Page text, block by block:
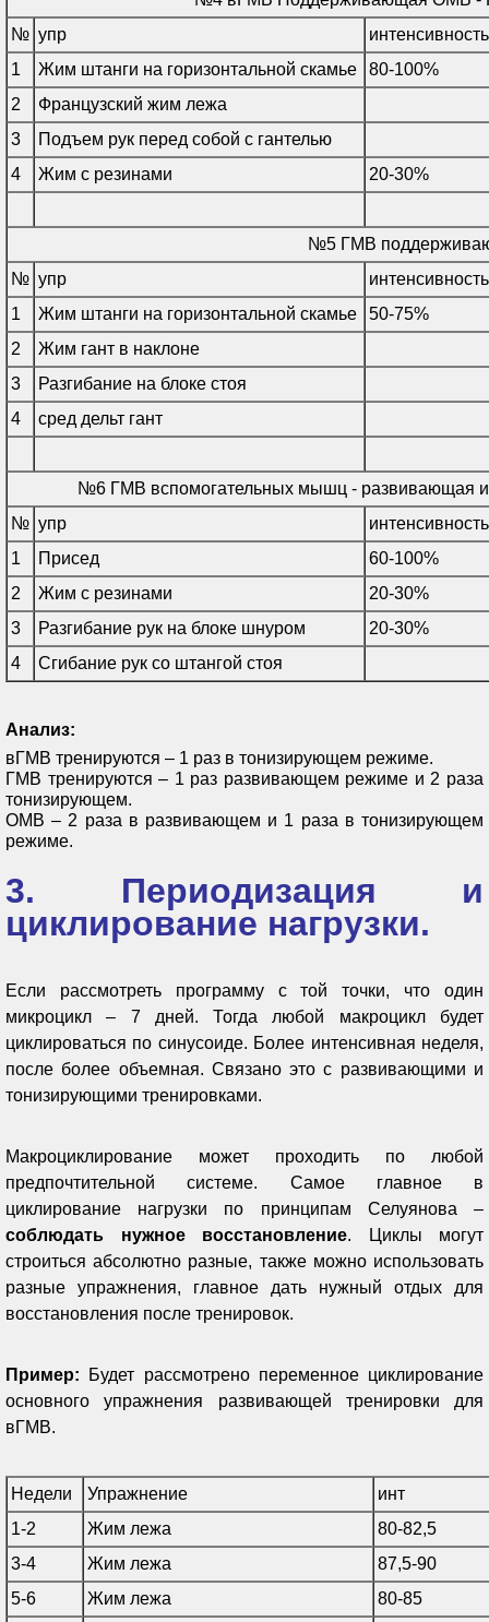
№ упр
интенсивность
1
Жим штанги на горизонтальной скамье
80-100%
2
Французский жим лежа
3
Подъем рук перед собой с гантелью
4
Жим с резинами 20-30%
№5 ГМВ
№ упр
интенсивность
1
Жим штанги на горизонтальной скамье
50-75%
2
Жим гант в наклоне
3
Разгибание на блоке стоя
4
сред дельт гант
№6 ГМВ вспомогательных мышц - развивающая
№ упр
интенсивность
1
Присед
60-100%
2
Жим с резинами
20-30%
3
Разгибание рук на блоке шнуром
20-30%
4
Сгибание рук со штангой стоя
Анализ:
вГМВ тренируются – 1 раз в тонизирующем режиме.
ГМВ тренируются – 1 раз развивающем режиме и 2 раза
тонизирующем.
ОМВ – 2 раза в развивающем и 1 раза в тонизирующем
режиме.
3. Периодизация и
циклирование нагрузки.
Если рассмотреть программу с той точки, что один
микроцикл – 7 дней. Тогда любой макроцикл будет
циклироваться по синусоиде. Более интенсивная неделя,
после более объемная. Связано это с развивающими и
тонизирующими тренировками.
Макроциклирование может проходить по любой
предпочтительной системе. Самое главное в
циклирование нагрузки по принципам Селуянова –
соблюдать нужное восстановление. Циклы могут
строиться абсолютно разные, также можно использовать
разные упражнения, главное дать нужный отдых для
восстановления после тренировок.
Пример:
Будет рассмотрено переменное циклирование
основного упражнения развивающей тренировки для
вГМВ.
Недели Упражнение
инт
1-2
Жим лежа
80-82,5
3-4
Жим лежа
87,5-90
5-6
Жим лежа
80-85